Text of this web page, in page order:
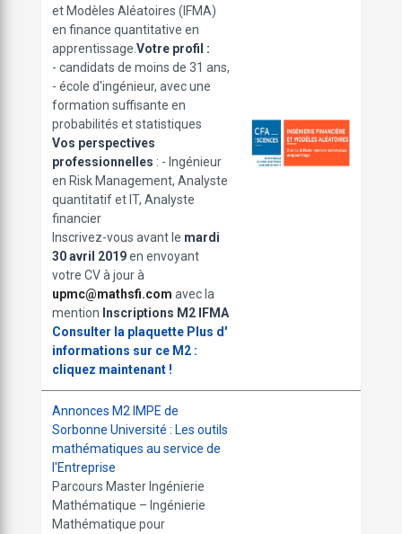
et Modèles Aléatoires (IFMA)
en finance quantitative en
apprentissage. Votre profil :
- candidats de moins de 31 ans,
- école d'ingénieur, avec une
formation suffisante en
probabilités et statistiques
Vos perspectives
professionnelles : - Ingénieur
en Risk Management, Analyste
quantitatif et IT, Analyste
financier
Inscrivez-vous avant le mardi
30 avril 2019en envoyant
votre CV à jour à
upmc@mathsfi.com avec la
mention Inscriptions M2 IFMA
Consulter la plaquette Plus d'
informations sur ce M2 :
cliquez maintenant !
Annonces M2 IMPE de
Sorbonne Université : Les outils
mathématiques au service de
l'Entreprise
Parcours Master Ingénierie
Mathématique – Ingénierie
Mathématique pour